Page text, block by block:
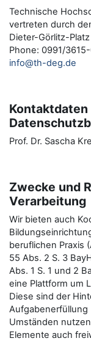
Technische
vertreten durch
Dieter-Görlitz-
Phone: 0991/
info@th-deg.de
Prof. Dr. Sascha
Zwecke und
Verarbeitung
Wir bieten auch
beruflichen Praxis
55 Abs. 2 S. 3
Abs. 1 S. 1 und 2
eine Plattform um
Diese sind der
Aufgabenerfüllung
Umständen
Elemente auch